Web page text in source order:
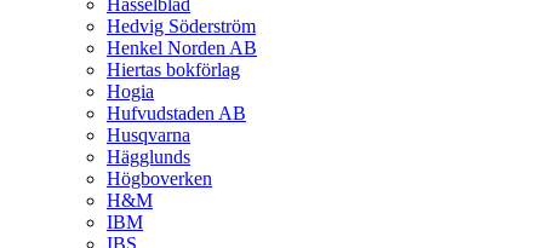
Hasselblad
Hedvig Söderström
Henkel Norden AB
Hiertas bokförlag
Hogia
Hufvudstaden AB
Husqvarna
Hägglunds
Högboverken
H&M
IBM
IBS